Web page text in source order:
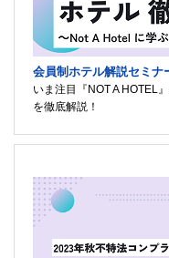
会員制ホテル解説セミナ
いま注目『NOT A HOTEL
を徹底解説！